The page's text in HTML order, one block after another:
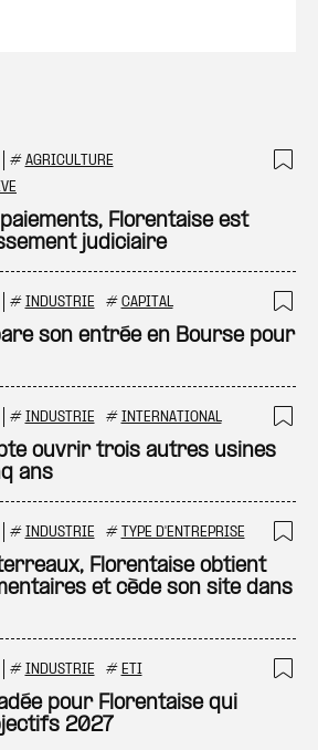
# AGRICULTURE
Florentaise est
judiciaire
# INDUSTRIE # CAPITAL
son entrée en Bourse pour
# INDUSTRIE # INTERNATIONAL
ouvrir trois autres usines
ans
# INDUSTRIE # TYPE D'ENTREPRISE
Florentaise obtient
et cède son site dans
# INDUSTRIE # ETI
pour Florentaise qui
2027